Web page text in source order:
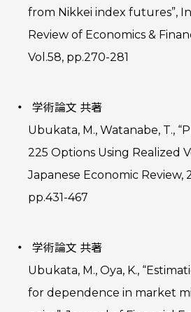
from Nikkei index futures”,
Review of Economics &
Vol.58, pp.270-281
学術論文 共著
Ubukata, M., Watanabe, T.,
225 Options Using Realized
Japanese Economic Review,
pp.431-467
学術論文 共著
Ubukata, M., Oya, K.,
for dependence in market